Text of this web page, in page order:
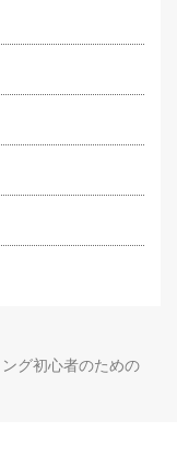
グ初心者のための